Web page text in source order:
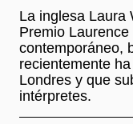
La inglesa Laura
Premio
contemporáneo,
recientemente
Londres y que
intérpretes.